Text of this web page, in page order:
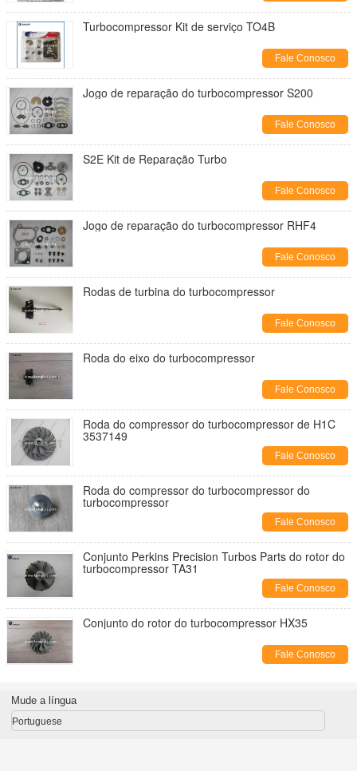
Turbocompressor Kit de serviço TO4B
Fale Conosco
Jogo de reparação do turbocompressor S200
Fale Conosco
S2E Kit de Reparação Turbo
Fale Conosco
Jogo de reparação do turbocompressor RHF4
Fale Conosco
Rodas de turbina do turbocompressor
Fale Conosco
Roda do eixo do turbocompressor
Fale Conosco
Roda do compressor do turbocompressor de H1C
3537149
Fale Conosco
Roda do compressor do turbocompressor do
turbocompressor
Fale Conosco
Conjunto Perkins Precision Turbos Parts do rotor do
turbocompressor TA31
Fale Conosco
Conjunto do rotor do turbocompressor HX35
Fale Conosco
Mude a língua
Portuguese